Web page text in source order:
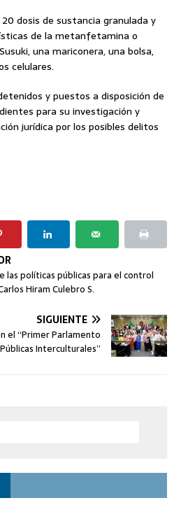
dosis de sustancia granulada y
de la metanfetamina o
una mariconera, una bolsa,
celulares.
y puestos a disposición de
para su investigación y
jurídica por los posibles delitos
las políticas públicas para el control
Hiram Culebro S.
SIGUIENTE
el “Primer Parlamento
Interculturales”